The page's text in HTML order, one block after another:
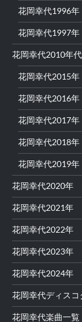
花岡幸代1996年
花岡幸代1997年
花岡幸代2010年代
花岡幸代2015年
花岡幸代2016年
花岡幸代2017年
花岡幸代2018年
花岡幸代2019年
花岡幸代2020年
花岡幸代2021年
花岡幸代2022年
花岡幸代2023年
花岡幸代2024年
花岡幸代ディスコ
花岡幸代楽曲一覧